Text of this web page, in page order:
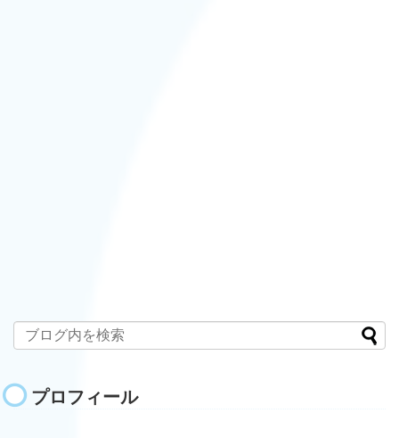
プロフィール